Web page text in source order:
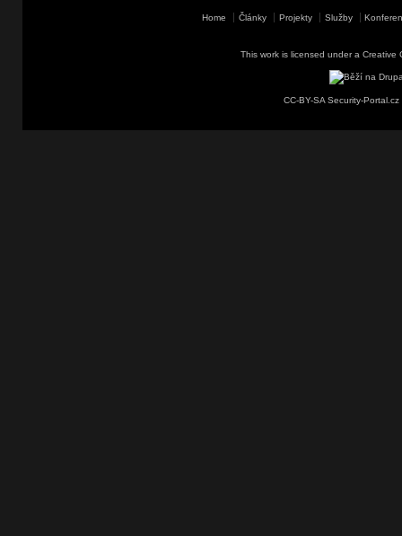
Home Články Projekty Služby
This work is licensed under a Creative
CC-BY-SA Security-